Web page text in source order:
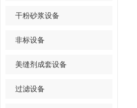
干粉砂浆设备
非标设备
美缝剂成套设备
过滤设备